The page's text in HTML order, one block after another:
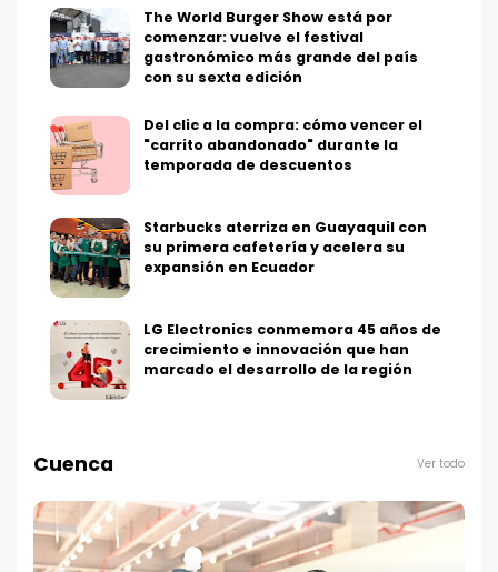
The World Burger Show está por
comenzar: vuelve el festival
gastronómico más grande del país
con su sexta edición
Del clic a la compra: cómo vencer el
"carrito abandonado" durante la
temporada de descuentos
Starbucks aterriza en Guayaquil con
su primera cafetería y acelera su
expansión en Ecuador
LG Electronics conmemora 45 años de
crecimiento e innovación que han
marcado el desarrollo de la región
Cuenca Ver todo